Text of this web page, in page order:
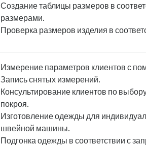
Создание таблицы размеров в
размерами.
Проверка размеров изделия в
Измерение параметров клиентов с
Запись снятых измерений.
Консультирование клиентов по
покроя.
Изготовление одежды для
швейной машины.
Подгонка одежды в соответствии с